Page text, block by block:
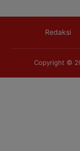
Redaksi
Copyright ©